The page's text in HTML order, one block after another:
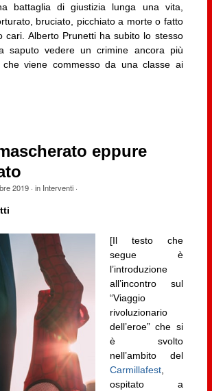
battaglia di giustizia lunga una vita,
bruciato, picchiato a morte o fatto
cari. Alberto Prunetti ha subito lo stesso
saputo vedere un crimine ancora più
che viene commesso da una classe ai
eppure
2019· in Interventi·
[Il testo che
segue è
l’introduzione
all’incontro sul
“Viaggio
rivoluzionario
dell’eroe” che si
è svolto
nell’ambito del
Carmillafest,
ospitato a